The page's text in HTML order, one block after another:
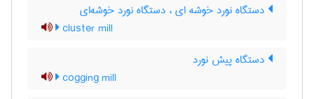
دستگاه نورد خوشه ای ، دستگاه نورد خوشه‌ای
cluster mill
دستگاه پیش نورد
cogging mill